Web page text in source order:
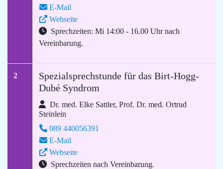
E-Mail
Webseite
Sprechzeiten: Mi 14:00 - 16.00 Uhr nach
Vereinbarung.
2
Spezialsprechstunde für das Birt-Hogg-
Dubé Syndrom
Dr. med. Elke Sattler, Prof. Dr. med. Ortrud
Steinlein
089 440056391
E-Mail
Webseite
Sprechzeiten nach Vereinbarung.